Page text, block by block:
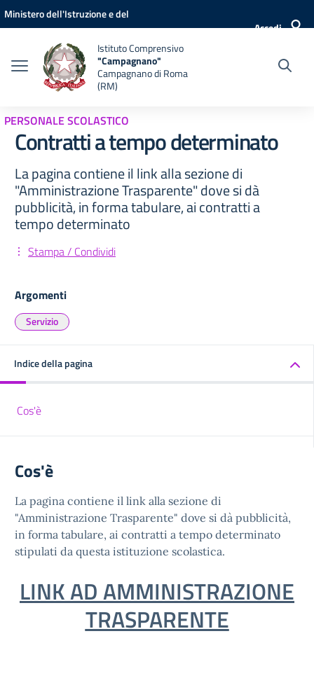
Vai ai contenuti
Vai al menu di navigazione
Vai al footer
Ministero dell'Istruzione e del
Accedi
Istituto Comprensivo
"Campagnano"
Campagnano di Roma
(RM)
PERSONALE SCOLASTICO
Contratti a tempo determinato
La pagina contiene il link alla sezione di
"Amministrazione Trasparente" dove si dà
pubblicità, in forma tabulare, ai contratti a
tempo determinato
Stampa / Condividi
Argomenti
Servizio
Indice della pagina
Cos'è
Cos'è
La pagina contiene il link alla sezione di
"Amministrazione Trasparente" dove si dà pubblicità,
in forma tabulare, ai contratti a tempo determinato
stipulati da questa istituzione scolastica.
LINK AD AMMINISTRAZIONE
TRASPARENTE